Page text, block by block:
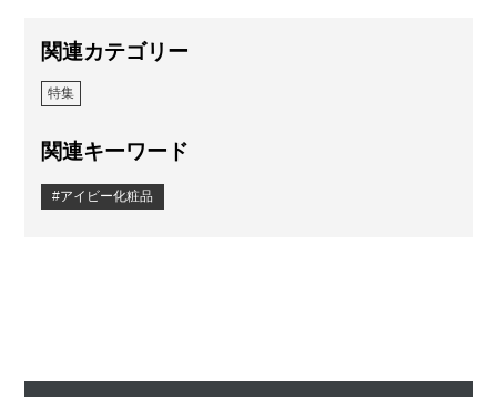
関連カテゴリー
特集
関連キーワード
アイビー化粧品